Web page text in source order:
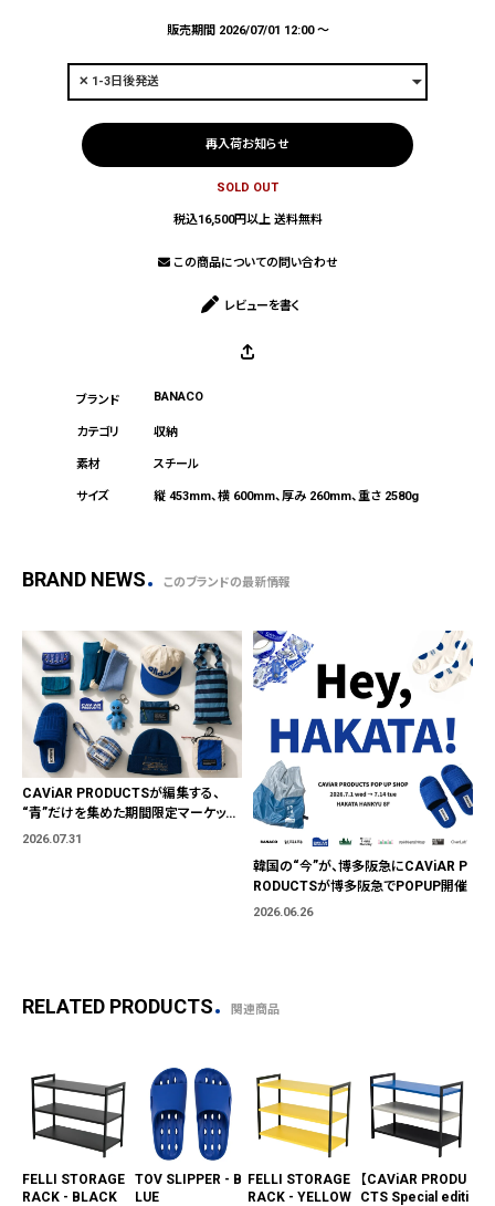
販売期間 2026/07/01 12:00〜
再入荷お知らせ
SOLD OUT
税込16,500円以上 送料無料
この商品についての問い合わせ
レビューを書く
BANACO
収納
スチール
縦 453mm、横 600mm、厚み 260mm、重さ 2580g
BRAND NEWS このブランドの最新情報
CAViAR PRODUCTSが編集する、
“青”だけを集めた期間限定マーケット
「BLUE MARKET」が横浜に。ブランド
2026.07.31
韓国の“今”が、博多阪急にCAViAR P
RODUCTSが博多阪急でPOPUP開催
2026.06.26
RELATED PRODUCTS 関連商品
FELLI STORAGE
RACK - BLACK
TOV SLIPPER - B
LUE
FELLI STORAGE
RACK - YELLOW
【CAViAR PRODU
CTS Special editi